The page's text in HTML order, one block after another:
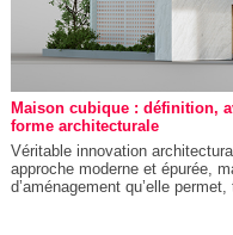
Maison cubique : définition,
forme architecturale
Véritable innovation
approche moderne et épurée,
d’aménagement qu’elle